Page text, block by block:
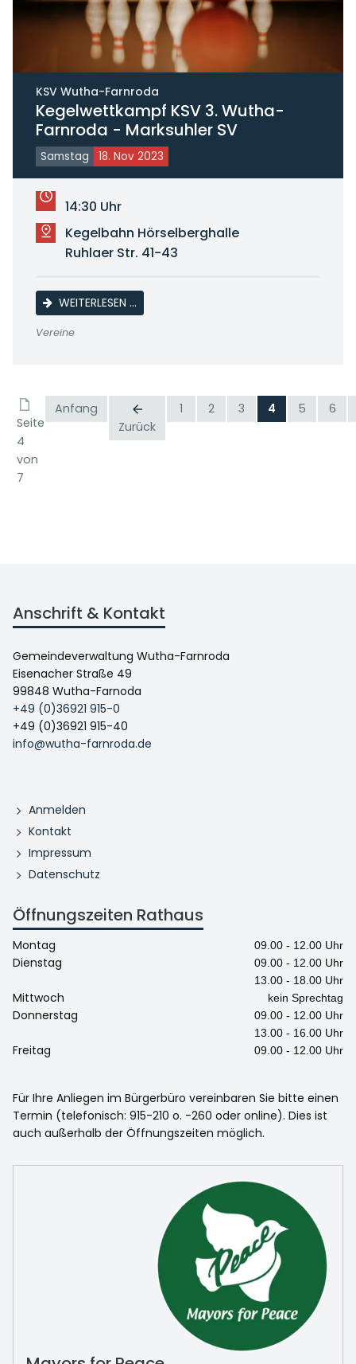
KSV Wutha-Farnroda
Kegelwettkampf KSV 3. Wutha-
Farnroda - Marksuhler SV
Samstag 18. Nov 2023
14:30 Uhr
Kegelbahn Hörselberghalle
Ruhlaer Str. 41-43
WEITERLESEN …KEGELWETTKAMPF KSV 3. WUTHA-
Vereine
Seite
4
von
7
Anfang
Zurück
1 2 3 4 5 6
Anschrift & Kontakt
Gemeindeverwaltung Wutha-Farnroda
Eisenacher Straße 49
99848 Wutha-Farnoda
+49 (0)36921 915-0
+49 (0)36921 915-40
info@wutha-farnroda.de
Anmelden
Kontakt
Impressum
Datenschutz
Öffnungszeiten Rathaus
Montag 09.00 - 12.00 Uhr
Dienstag
09.00 - 12.00 Uhr
13.00 - 18.00 Uhr
Mittwoch kein Sprechtag
Donnerstag
09.00 - 12.00 Uhr
13.00 - 16.00 Uhr
Freitag 09.00 - 12.00 Uhr
Für Ihre Anliegen im Bürgerbüro vereinbaren Sie bitte einen
Termin (telefonisch: 915-210 o. -260 oder online). Dies ist
auch außerhalb der Öffnungszeiten möglich.